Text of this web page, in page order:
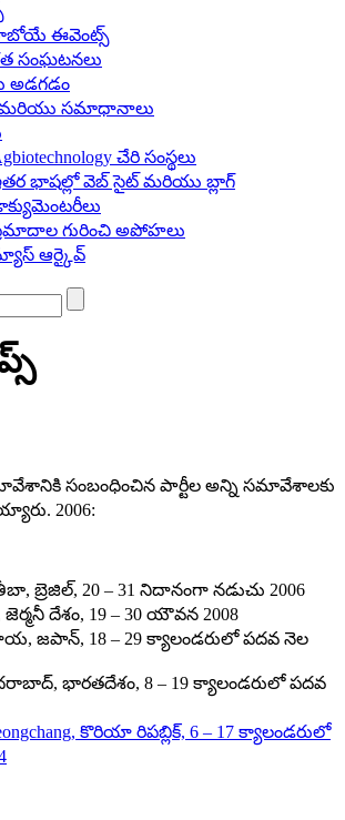
ఈవెంట్స్
సంఘటనలు
అడగడం
మరియు సమాధానాలు
చేరి సంస్థలు
భాషల్లో వెబ్ సైట్ మరియు బ్లాగ్
గురించి అపోహలు
ఆర్కైవ్
సంబంధించిన పార్టీల అన్ని సమావేశాలకు
2006:
బ్రెజిల్, 20 – 31 నిదానంగా నడుచు 2006
జెర్మనీ దేశం, 19 – 30 యౌవన 2008
జపాన్, 18 – 29 క్యాలండరులో పదవ నెల
భారతదేశం, 8 – 19 క్యాలండరులో పదవ
కొరియా రిపబ్లిక్, 6 – 17 క్యాలండరులో